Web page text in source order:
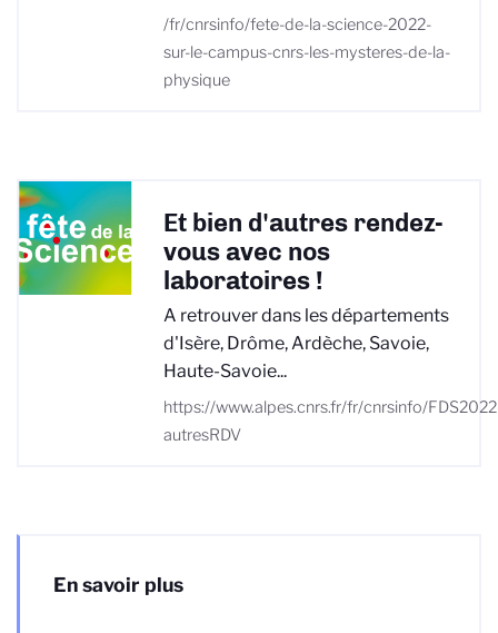
/fr/cnrsinfo/fete-de-la-science-2022-
sur-le-campus-cnrs-les-mysteres-de-la-
physique
Et bien d'autres rendez-
vous avec nos
laboratoires !
A retrouver dans les départements
d'Isère, Drôme, Ardèche, Savoie,
Haute-Savoie...
https://www.alpes.cnrs.fr/fr/cnrsinfo/
autresRDV
En savoir plus